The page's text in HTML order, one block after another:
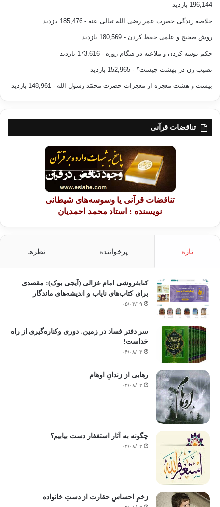
196,144 بازدید
خلاصه زندگی حضرت عمر رضی الله تعالی عنه - 185,476 بازدید
روش صحیح و علمی حفظ کردن - 180,569 بازدید
حکم بوسه کردن و ملاعبه در هنگام روزه - 173,616 بازدید
نصیب زن در بهشت چیست؟ - 152,965 بازدید
بیست و هشت معجزه از معجزات حضرت محمّد رسول الله - 148,961 بازدید
تناقضات قرآنی
تناقضات قرآنی یا وسوسه‌های شیطانی
نویسنده : استاد محمد احمدیان
تازه پرخواننده نظرها
کتابفروشی امام غزالی (آیجی بوک): مقصدی
برای کتاب‌های نایاب و اندیشه‌های ماندگار
۰۵/۰۳/۱۹
سر دفتر فساد در زمین‌، دوری وکناره‌گیری از راه
خداست‌!
۰۴/۰۸/۰۳
رهایی از زندانِ اوهام
۰۴/۰۸/۰۳
چگونه به آثار استغفار دست بیابیم؟
۰۴/۰۸/۰۳
زخمِ احساسِ حقارت از دستِ خانواده